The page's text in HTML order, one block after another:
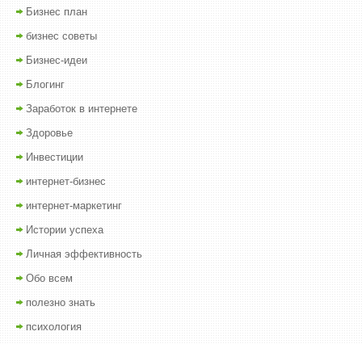
Бизнес план
бизнес советы
Бизнес-идеи
Блогинг
Заработок в интернете
Здоровье
Инвестиции
интернет-бизнес
интернет-маркетинг
Истории успеха
Личная эффективность
Обо всем
полезно знать
психология